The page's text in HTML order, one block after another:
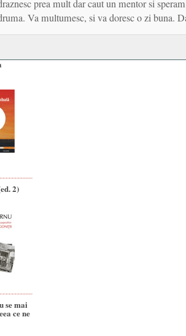
prea mult dar caut un mentor si
Va multumesc, si va doresc o zi buna.
2)
se mai
ce ne